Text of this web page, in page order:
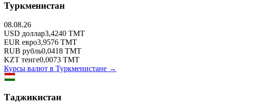
Туркменистан
08.08.26
USD доллар3,4240 TMT
EUR евро3,9576 TMT
RUB рубль0,0418 TMT
KZT тенге0,0073 TMT
Курсы валют в Туркменистане →
Таджикистан